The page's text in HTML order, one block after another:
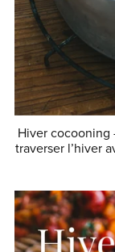
Hiver cocooning
traverser l’hiver